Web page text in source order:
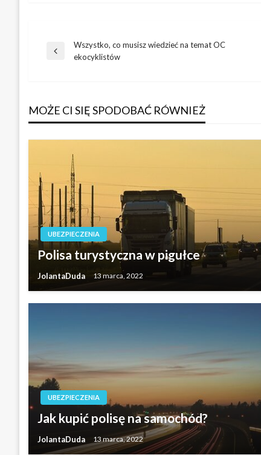
Nawigacja
Poprzedni
Wszystko, co musisz wiedzieć na temat OC
ekocyklistów
MOŻE CI SIĘ SPODOBAĆ RÓWNIEŻ
UBEZPIECZENIA
Polisa turystyczna w pigułce
JolantaDuda 13 marca, 2022
UBEZPIECZENIA
Jak kupić polisę na samochód?
JolantaDuda 13 marca, 2022